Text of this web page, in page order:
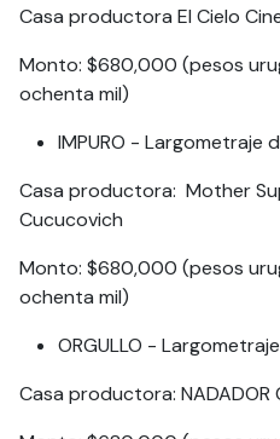
Casa productora El Cielo
Monto: $680,000 (pesos
ochenta mil)
IMPURO - Largometraje
Casa productora: Mother
Cucucovich
Monto: $680,000 (pesos
ochenta mil)
ORGULLO -
Casa productora: NADADOR